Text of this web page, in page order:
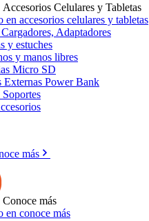
Accesorios Celulares y Tabletas
en accesorios celulares y tabletas
Adaptadores
y estuches
y manos libres
Micro SD
Externas Power Bank
Soportes
más
Conoce más
en conoce más